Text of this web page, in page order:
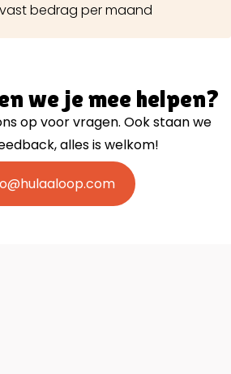
bedrag per maand
we je mee helpen?
op voor vragen. Ook staan we
alles is welkom!